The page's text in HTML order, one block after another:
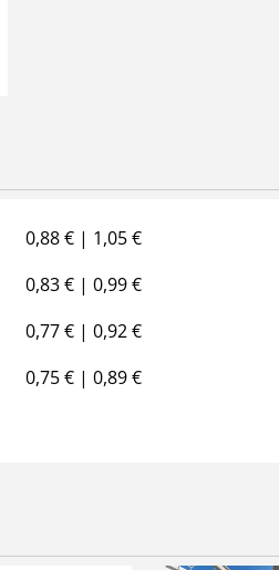
0,88 € | 1,05 €
0,83 € | 0,99 €
0,77 € | 0,92 €
0,75 € | 0,89 €